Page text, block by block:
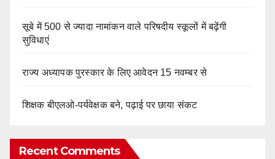
सूबे में 500 से ज्यादा नामांकन वाले परिषदीय स्कूलों में बढ़ेंगी
सुविधाएं
राज्य अध्यापक पुरस्कार के लिए आवेदन 15 नवम्बर से
शिक्षक बीएलओ-पर्यवेक्षक बने, पढ़ाई पर छाया संकट
Recent Comments